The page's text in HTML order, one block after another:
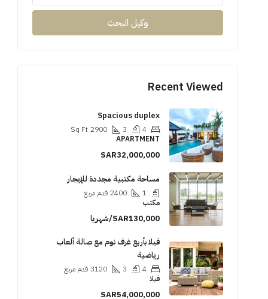
وكيل البحث
Recent Viewed
Spacious duplex
4
3
2900
Sq Ft
APARTMENT
SAR32,000,000
مساحة مكتبية مجددة للإيجار
1
2400 قدم مربع
مكتب
SAR130,000/شهريا
فيلا بأربع غرف نوم مع صالة ألعاب
رياضية
4
3
3120 قدم مربع
فيلا
SAR54,000,000